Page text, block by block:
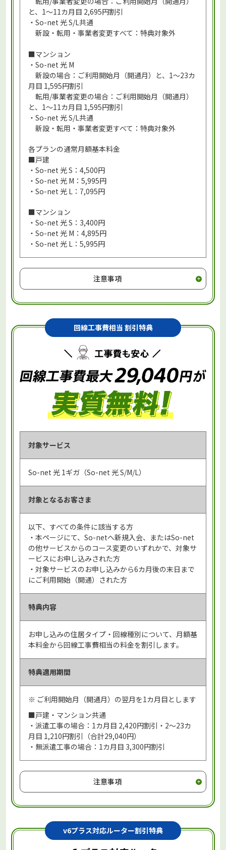
と、1～11カ月目 2,695円割引
・So-net 光 S/L共通
新設・転用・事業者変更すべて：特典対象外
■マンション
・So-net 光 M
新設の場合：ご利用開始月（開通月）と、1～23カ
月目 1,595円割引
転用/事業者変更の場合：ご利用開始月（開通月）
と、1～11カ月目 1,595円割引
・So-net 光 S/L共通
新設・転用・事業者変更すべて：特典対象外
各プランの通常月額基本料金
■戸建
・So-net 光 S：4,500円
・So-net 光 M：5,995円
・So-net 光 L：7,095円
■マンション
・So-net 光 S：3,400円
・So-net 光 M：4,895円
・So-net 光 L：5,995円
注意事項
回線工事費相当 割引特典
対象サービス
So-net 光 1ギガ（So-net 光 S/M/L）
対象となるお客さま
以下、すべての条件に該当する方
・本ページにて、So-netへ新規入会、またはSo-net
の他サービスからのコース変更のいずれかで、対象サ
ービスにお申し込みされた方
・対象サービスのお申し込みから6カ月後の末日まで
にご利用開始（開通）された方
特典内容
お申し込みの住居タイプ・回線種別について、月額基
本料金から回線工事費相当の料金を割引します。
特典適用期間
※ ご利用開始月（開通月）の翌月を1カ月目とします
■戸建・マンション共通
・派遣工事の場合：1カ月目 2,420円割引・2～23カ
月目 1,210円割引（合計29,040円）
・無派遣工事の場合：1カ月目 3,300円割引
注意事項
v6プラス対応ルーター割引特典